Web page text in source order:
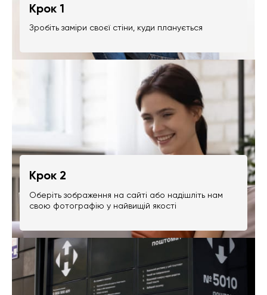
Крок 1
Зробіть заміри своєї стіни, куди планується
Крок 2
Оберіть зображення на сайті або надішліть нам
свою фотографію у найвищій якості